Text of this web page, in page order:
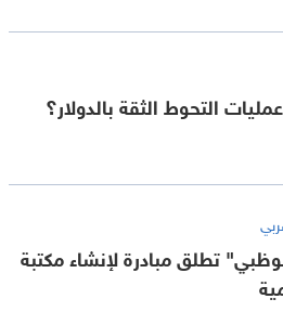
التحوط الثقة بالدولار؟
تطلق مبادرة لإنشاء مكتبة